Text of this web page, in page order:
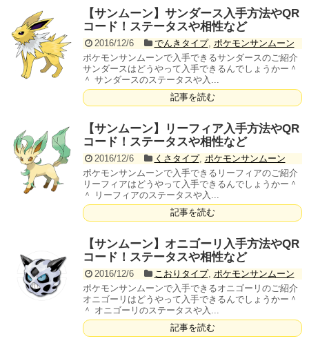
【サンムーン】サンダース入手方法やQR
コード！ステータスや相性など
2016/12/6 でんきタイプ, ポケモンサンムーン
ポケモンサンムーンで入手できるサンダースのご紹介
サンダースはどうやって入手できるんでしょうかー＾
＾ サンダースのステータスや入...
記事を読む
【サンムーン】リーフィア入手方法やQR
コード！ステータスや相性など
2016/12/6 くさタイプ, ポケモンサンムーン
ポケモンサンムーンで入手できるリーフィアのご紹介
リーフィアはどうやって入手できるんでしょうかー＾
＾ リーフィアのステータスや入...
記事を読む
【サンムーン】オニゴーリ入手方法やQR
コード！ステータスや相性など
2016/12/6 こおりタイプ, ポケモンサンムーン
ポケモンサンムーンで入手できるオニゴーリのご紹介
オニゴーリはどうやって入手できるんでしょうかー＾
＾ オニゴーリのステータスや入...
記事を読む